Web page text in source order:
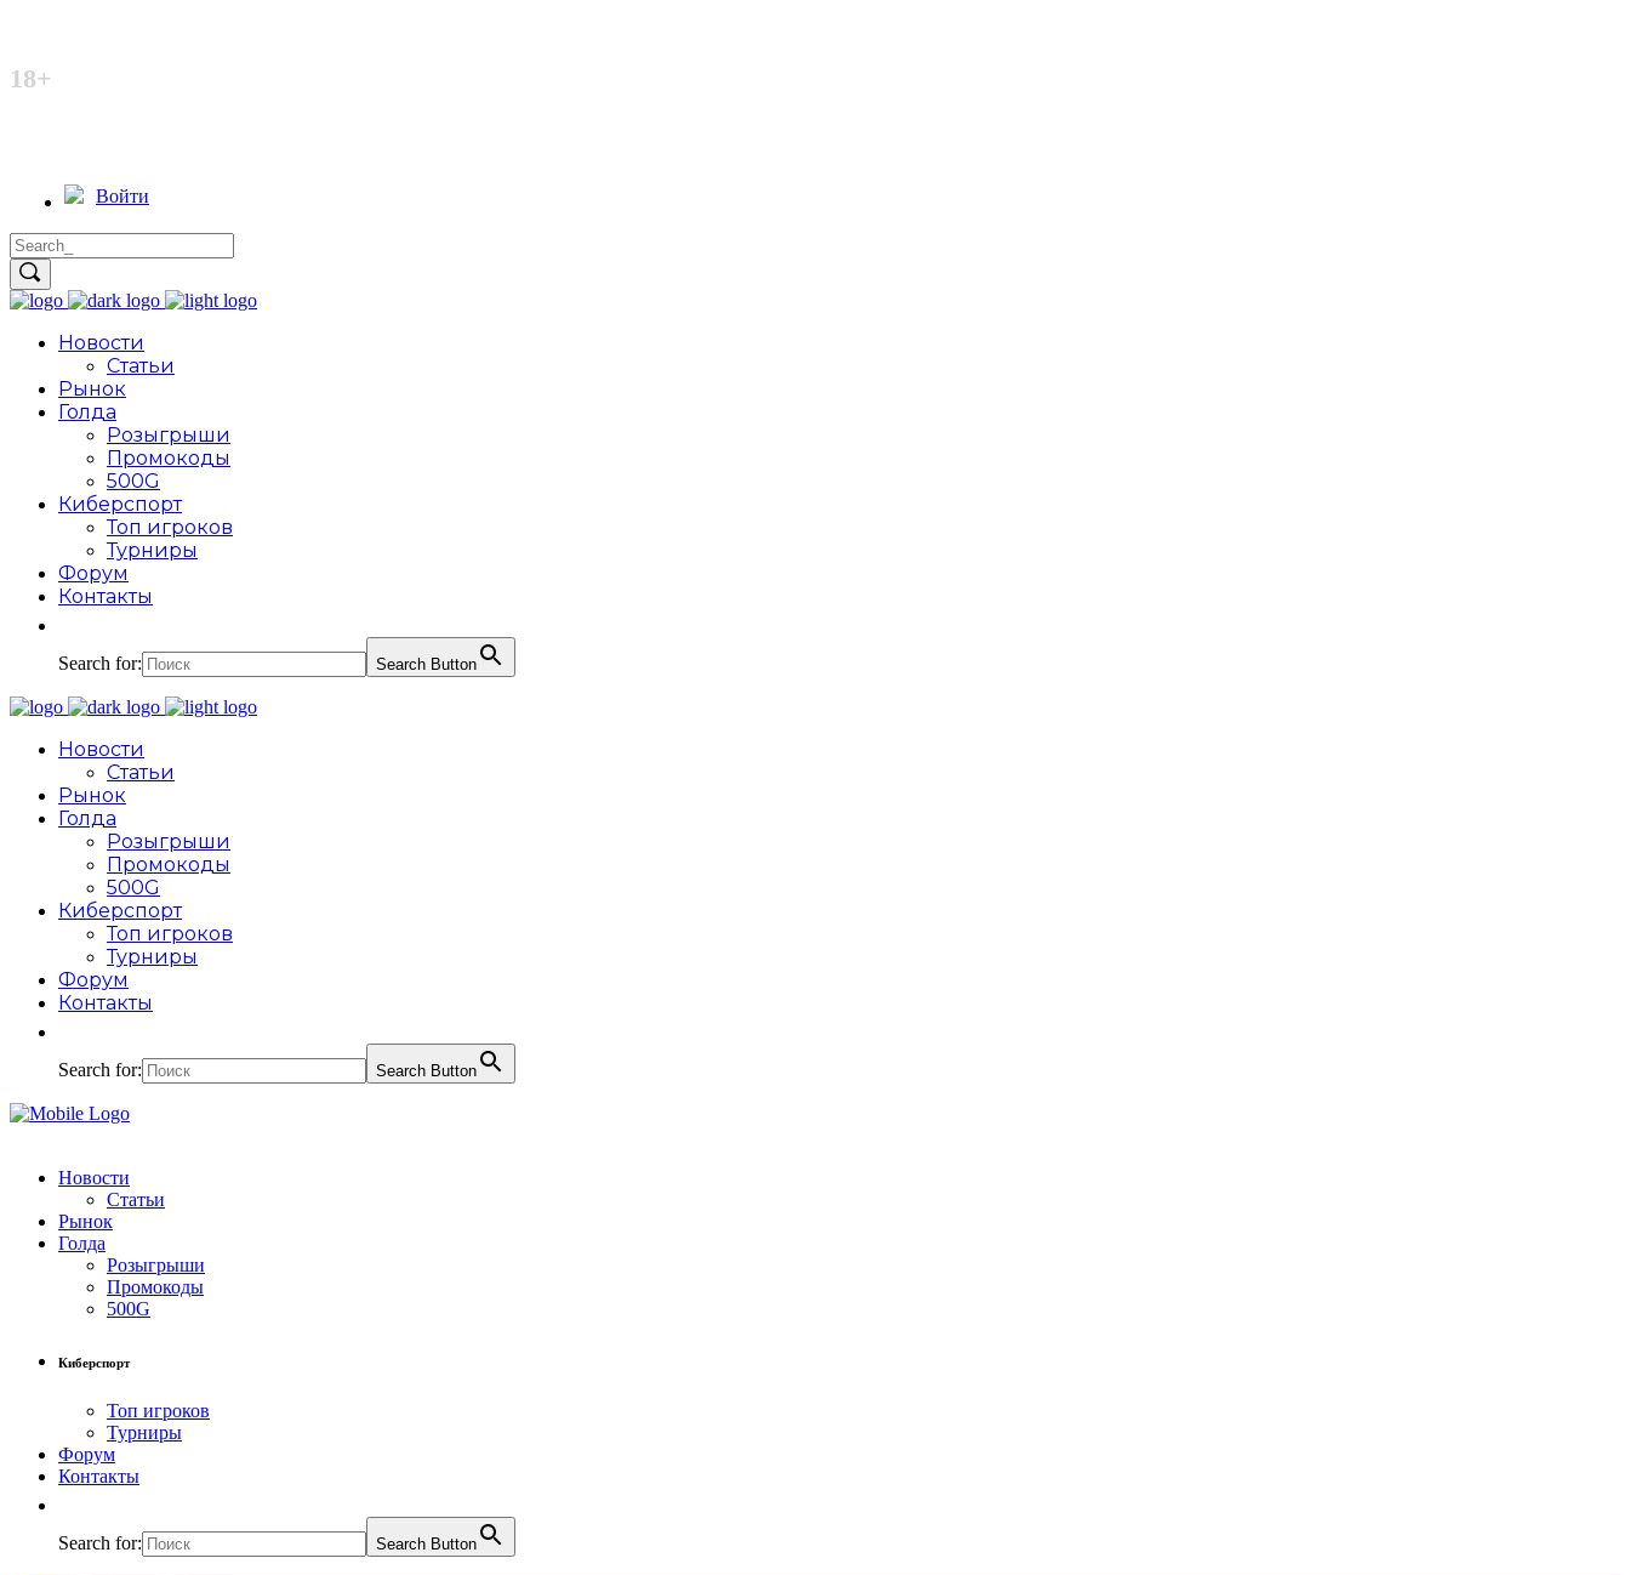
18+
Войти
Новости
Статьи
Рынок
Голда
Розыгрыши
Промокоды
500G
Киберспорт
Топ игроков
Турниры
Форум
Контакты
Search for: Search Button
Новости
Статьи
Рынок
Голда
Розыгрыши
Промокоды
500G
Киберспорт
Топ игроков
Турниры
Форум
Контакты
Search for: Search Button
Новости
Статьи
Рынок
Голда
Розыгрыши
Промокоды
500G
Киберспорт
Топ игроков
Турниры
Форум
Контакты
Search for: Search Button